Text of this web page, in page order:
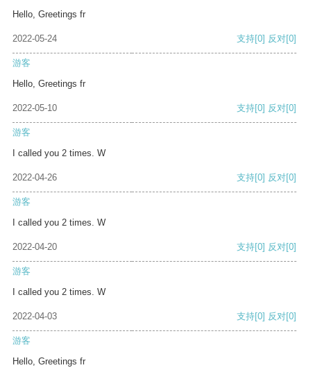
Hello, Greetings fr
2022-05-24 支持[0] 反对[0]
游客
Hello, Greetings fr
2022-05-10 支持[0] 反对[0]
游客
I called you 2 times. W
2022-04-26 支持[0] 反对[0]
游客
I called you 2 times. W
2022-04-20 支持[0] 反对[0]
游客
I called you 2 times. W
2022-04-03 支持[0] 反对[0]
游客
Hello, Greetings fr